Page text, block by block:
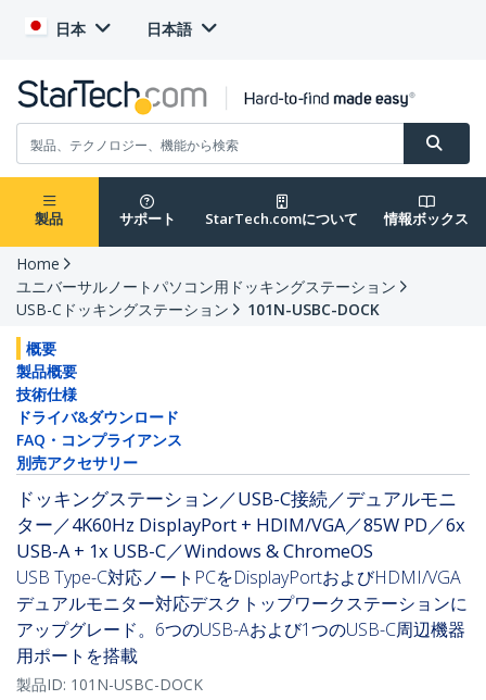
日本 日本語
製品 サポート StarTech.comについて 情報ボックス
Home
ユニバーサルノートパソコン用ドッキングステーション
USB-Cドッキングステーション
101N-USBC-DOCK
概要
製品概要
技術仕様
ドライバ&ダウンロード
FAQ・コンプライアンス
別売アクセサリー
ドッキングステーション／USB-C接続／デュアルモニ
ター／4K60Hz DisplayPort + HDIM/VGA／85W PD／6x
USB-A + 1x USB-C／Windows & ChromeOS
USB Type-C対応ノートPCをDisplayPortおよびHDMI/VGA
デュアルモニター対応デスクトップワークステーションに
アップグレード。6つのUSB-Aおよび1つのUSB-C周辺機器
用ポートを搭載
製品ID: 101N-USBC-DOCK